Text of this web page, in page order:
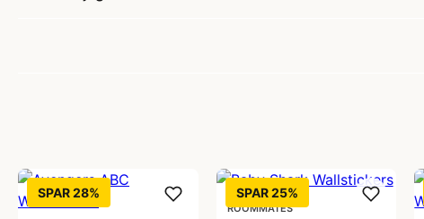
SPAR 28% SPAR 25%
ROOMMATES